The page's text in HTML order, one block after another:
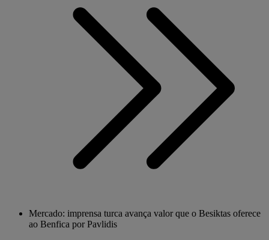
Mercado: imprensa turca avança valor que o Besiktas oferece
ao Benfica por Pavlidis